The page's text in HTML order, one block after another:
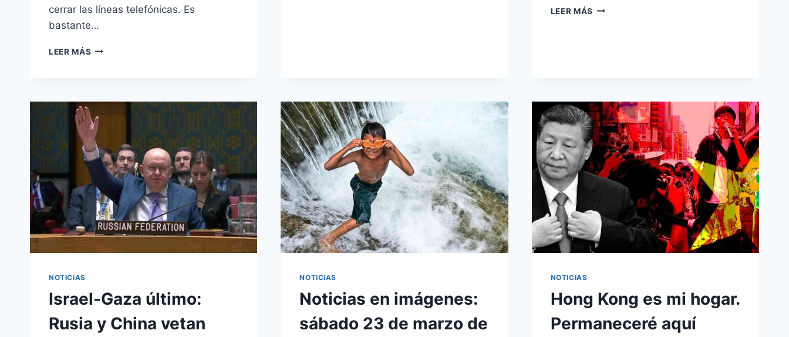
cerrar las líneas telefónicas. Es
bastante…
LEER MÁS QUERIDO
LÍNEA
DE
AYUDA
SOLO
HACE
QUE
LOS
IMPUESTOS
SEAN
AÚN
BIRMINGHAM.
LEER MÁS STORMY
DISPARARON
A
SU
CABALLO.
NOTICIAS
Israel-Gaza último:
Rusia y China vetan
NOTICIAS
Noticias en imágenes:
sábado 23 de marzo de
NOTICIAS
Hong Kong es mi hogar.
Permaneceré aquí